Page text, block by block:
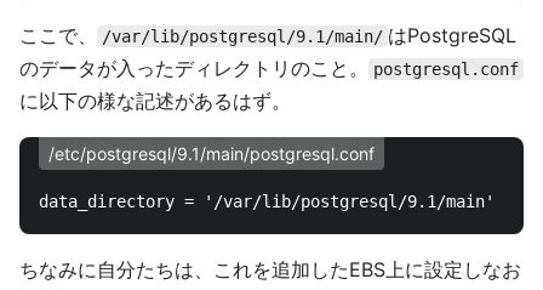
ここで、 /var/lib/postgresql/9.1/main/ はPostgreSQL
のデータが入ったディレクトリのこと。
postgresql.conf
に以下の様な記述があるはず。
/etc/postgresql/9.1/main/postgresql.conf
ちなみに自分たちは、これを追加したEBS上に設定しなお